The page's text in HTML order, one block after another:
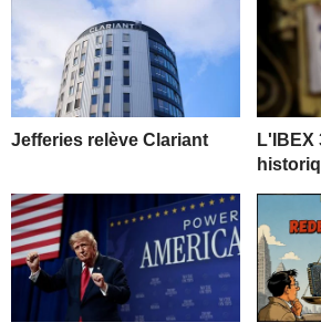
Jefferies relève Clariant
L'IBEX